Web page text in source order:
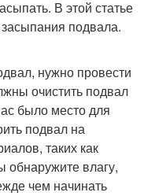
В этой статье
подвала.
нужно провести
очистить подвал
было место для
подвал на
таких как
обнаружите влагу,
чем начинать